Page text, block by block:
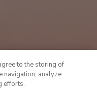
to the storing of
navigation, analyze
efforts.